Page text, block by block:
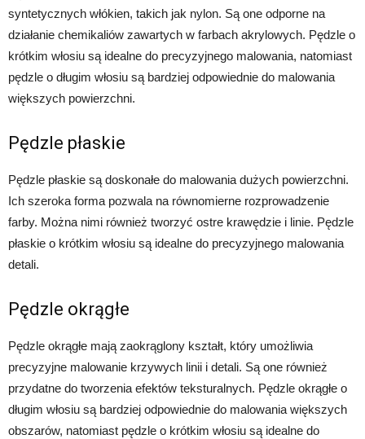
syntetycznych włókien, takich jak nylon. Są one odporne na
działanie chemikaliów zawartych w farbach akrylowych. Pędzle o
krótkim włosiu są idealne do precyzyjnego malowania, natomiast
pędzle o długim włosiu są bardziej odpowiednie do malowania
większych powierzchni.
Pędzle płaskie
Pędzle płaskie są doskonałe do malowania dużych powierzchni.
Ich szeroka forma pozwala na równomierne rozprowadzenie
farby. Można nimi również tworzyć ostre krawędzie i linie. Pędzle
płaskie o krótkim włosiu są idealne do precyzyjnego malowania
detali.
Pędzle okrągłe
Pędzle okrągłe mają zaokrąglony kształt, który umożliwia
precyzyjne malowanie krzywych linii i detali. Są one również
przydatne do tworzenia efektów teksturalnych. Pędzle okrągłe o
długim włosiu są bardziej odpowiednie do malowania większych
obszarów, natomiast pędzle o krótkim włosiu są idealne do